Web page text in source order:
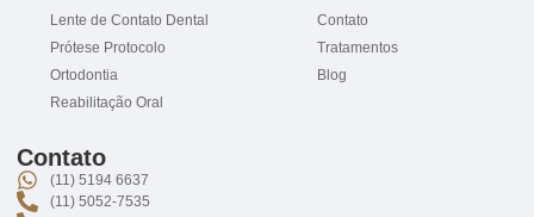
Lente de Contato Dental
Prótese Protocolo
Ortodontia
Reabilitação Oral
Contato
Tratamentos
Blog
Contato
(11) 5194 6637
(11) 5052-7535